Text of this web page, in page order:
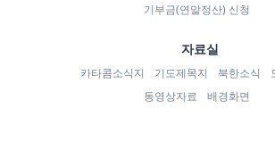
기부금(연말정산) 신청
자료실
카타콤소식지 기도제목지 북한소식
동영상자료
배경화면